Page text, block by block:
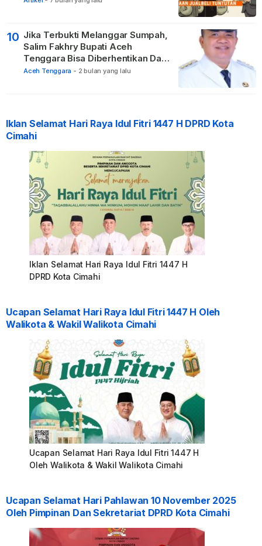
10 Jika Terbukti Melanggar Sumpah,
Salim Fakhry Bupati Aceh
Tenggara Bisa Diberhentikan Dari
Jabatannya
Aceh Tenggara - 2 bulan yang lalu
Iklan Selamat Hari Raya Idul Fitri 1447 H DPRD Kota
Cimahi
Iklan Selamat Hari Raya Idul Fitri 1447 H
DPRD Kota Cimahi
Ucapan Selamat Hari Raya Idul Fitri 1447 H Oleh
Walikota & Wakil Walikota Cimahi
Ucapan Selamat Hari Raya Idul Fitri 1447 H
Oleh Walikota & Wakil Walikota Cimahi
Ucapan Selamat Hari Pahlawan 10 November 2025
Oleh Pimpinan Dan Sekretariat DPRD Kota Cimahi